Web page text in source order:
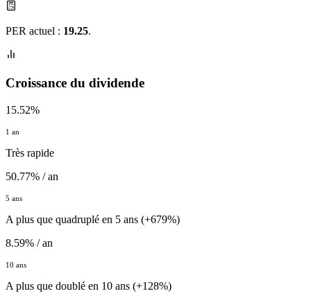
PER actuel : 19.25.
Croissance du dividende
15.52%
1 an
Très rapide
50.77% / an
5 ans
A plus que quadruplé en 5 ans (+679%)
8.59% / an
10 ans
A plus que doublé en 10 ans (+128%)